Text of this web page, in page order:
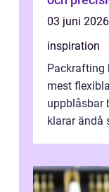
03 juni 2026
inspiration
Packrafting
mest
uppblåsbar
klarar ändå